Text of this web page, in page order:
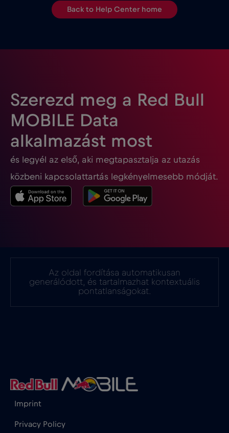
Back to Help Center home
Szerezd meg a Red Bull
MOBILE Data
alkalmazást most
és legyél az első, aki megtapasztalja az utazás
közbeni kapcsolattartás legkényelmesebb módját.
Az oldal fordítása automatikusan
generálódott, és tartalmazhat kontextuális
pontatlanságokat.
Imprint
Privacy Policy